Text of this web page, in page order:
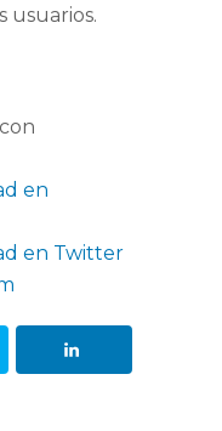
usuarios.
en
en Twitter